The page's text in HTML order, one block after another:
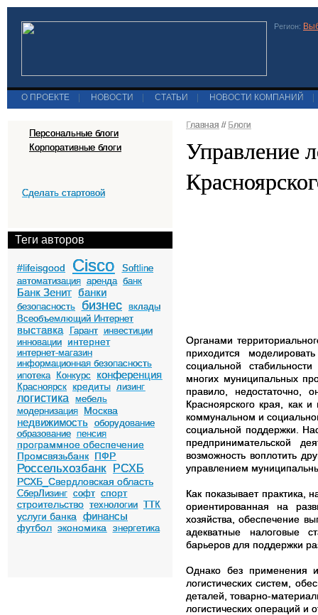
Регион:
О ПРОЕКТЕ НОВОСТИ СТАТЬИ НОВОСТИ КОМПАНИЙ
Персональные блоги
Корпоративные блоги
Сделать стартовой
Теги авторов
#lifeisgood Cisco
Softline
автоматизация аренда банк
Банк Зенит банки
безопасность бизнес
вклады
Всеобъемлющий Интернет
выставка Гарант инвестиции
инновации
интернет
интернет-магазин
информационная безопасность
ипотека
Конкурс конференция
Красноярск кредиты лизинг
логистика
мебель
модернизация
Москва
недвижимость оборудование
образование пенсия
программное обеспечение
Промсвязьбанк ПФР
Россельхозбанк РСХБ
РСХБ_Свердловская область
СберЛизинг софт спорт
строительство технологии ТТК
услуги банка финансы
футбол экономика энергетика
Главная // Блоги
Управление
Органами
приходится
социальной
многих муниципальных
правило, недостаточно,
Красноярского края, как
коммунальном и
социальной поддержки.
предпринимательской
возможность воплотить
управлением
Как показывает практика,
ориентированная на
хозяйства, обеспечение
адекватные налоговые
барьеров для поддержки
Однако без применения
логистических систем,
деталей, товарно-
логистических операций и